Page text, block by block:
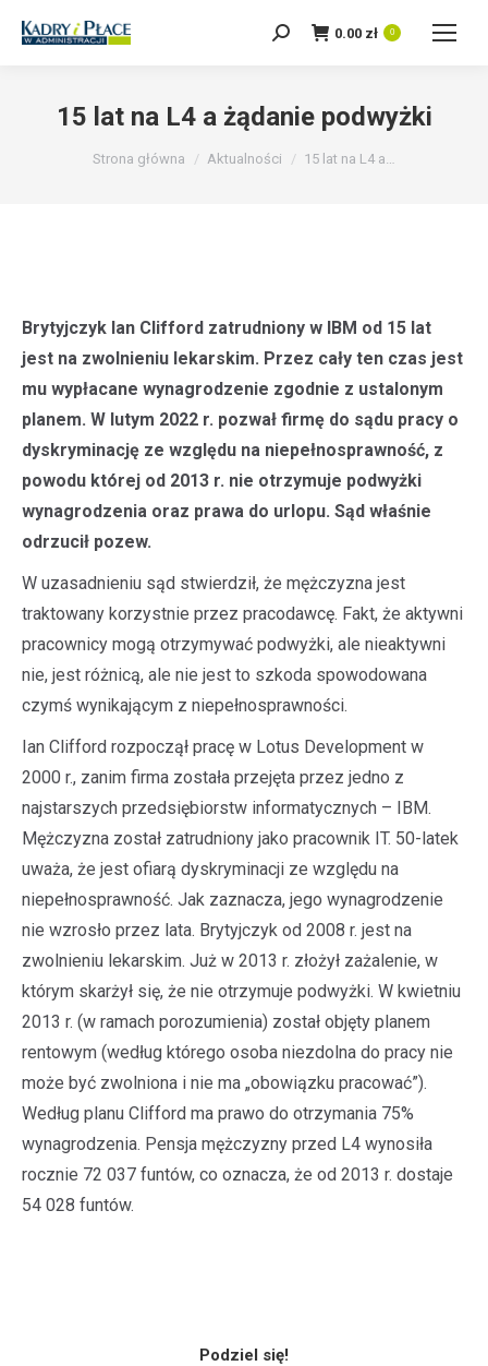
Szukaj: 0.00 zł 0
15 lat na L4 a żądanie podwyżki
Jesteś tutaj:
Strona główna Aktualności 15 lat na L4 a…
Brytyjczyk Ian Clifford zatrudniony w IBM od 15 lat
jest na zwolnieniu lekarskim. Przez cały ten czas jest
mu wypłacane wynagrodzenie zgodnie z ustalonym
planem. W lutym 2022 r. pozwał firmę do sądu pracy o
dyskryminację ze względu na niepełnosprawność, z
powodu której od 2013 r. nie otrzymuje podwyżki
wynagrodzenia oraz prawa do urlopu. Sąd właśnie
odrzucił pozew.
W uzasadnieniu sąd stwierdził, że mężczyzna jest
traktowany korzystnie przez pracodawcę. Fakt, że aktywni
pracownicy mogą otrzymywać podwyżki, ale nieaktywni
nie, jest różnicą, ale nie jest to szkoda spowodowana
czymś wynikającym z niepełnosprawności.
Ian Clifford rozpoczął pracę w Lotus Development w
2000 r., zanim firma została przejęta przez jedno z
najstarszych przedsiębiorstw informatycznych – IBM.
Mężczyzna został zatrudniony jako pracownik IT. 50-latek
uważa, że jest ofiarą dyskryminacji ze względu na
niepełnosprawność. Jak zaznacza, jego wynagrodzenie
nie wzrosło przez lata. Brytyjczyk od 2008 r. jest na
zwolnieniu lekarskim. Już w 2013 r. złożył zażalenie, w
którym skarżył się, że nie otrzymuje podwyżki. W kwietniu
2013 r. (w ramach porozumienia) został objęty planem
rentowym (według którego osoba niezdolna do pracy nie
może być zwolniona i nie ma „obowiązku pracować”).
Według planu Clifford ma prawo do otrzymania 75%
wynagrodzenia. Pensja mężczyzny przed L4 wynosiła
rocznie 72 037 funtów, co oznacza, że od 2013 r. dostaje
54 028 funtów.
Podziel się!